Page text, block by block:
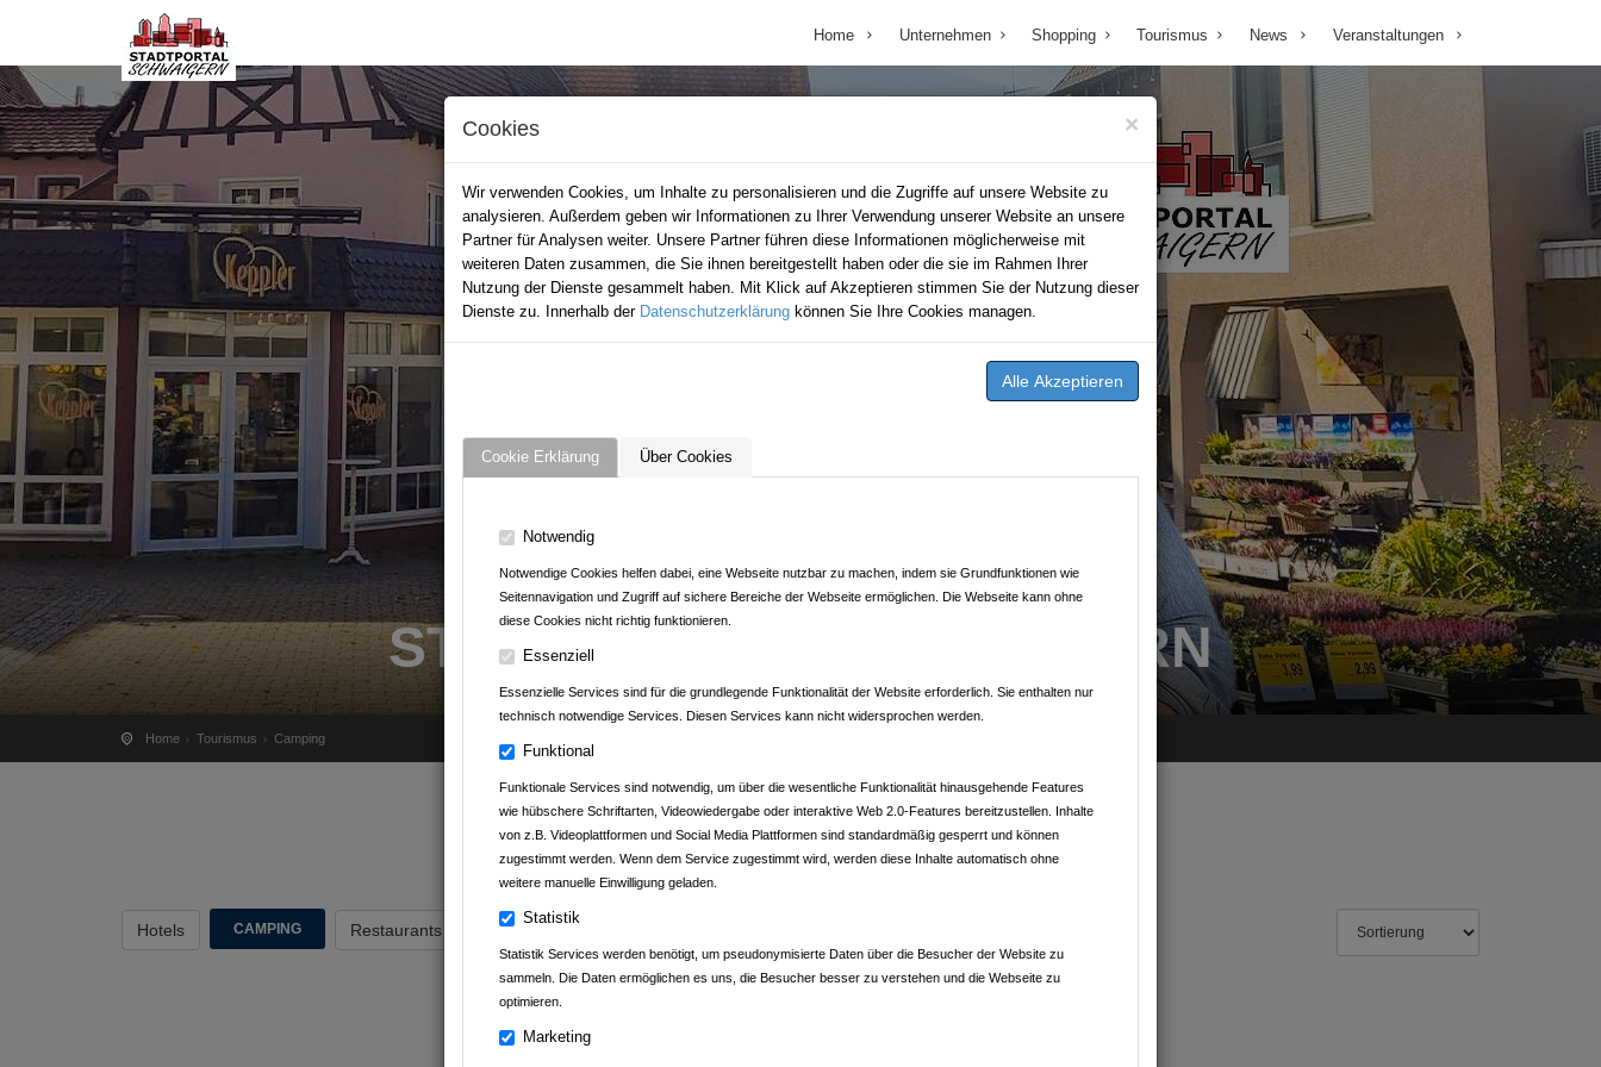
×
Cookies
Wir verwenden Cookies, um Inhalte zu personalisieren und die Zugriffe auf unsere Website zu
analysieren. Außerdem geben wir Informationen zu Ihrer Verwendung unserer Website an unsere
Partner für Analysen weiter. Unsere Partner führen diese Informationen möglicherweise mit
weiteren Daten zusammen, die Sie ihnen bereitgestellt haben oder die sie im Rahmen Ihrer
Nutzung der Dienste gesammelt haben. Mit Klick auf Akzeptieren stimmen Sie der Nutzung dieser
Dienste zu. Innerhalb der Datenschutzerklärung können Sie Ihre Cookies managen.
Cookie Erklärung Über Cookies
Notwendig
Notwendige Cookies helfen dabei, eine Webseite nutzbar zu machen, indem sie Grundfunktionen wie
Seitennavigation und Zugriff auf sichere Bereiche der Webseite ermöglichen. Die Webseite kann ohne
diese Cookies nicht richtig funktionieren.
Essenziell
Essenzielle Services sind für die grundlegende Funktionalität der Website erforderlich. Sie enthalten nur
technisch notwendige Services. Diesen Services kann nicht widersprochen werden.
Funktional
Funktionale Services sind notwendig, um über die wesentliche Funktionalität hinausgehende Features
wie hübschere Schriftarten, Videowiedergabe oder interaktive Web 2.0-Features bereitzustellen. Inhalte
von z.B. Videoplattformen und Social Media Plattformen sind standardmäßig gesperrt und können
zugestimmt werden. Wenn dem Service zugestimmt wird, werden diese Inhalte automatisch ohne
weitere manuelle Einwilligung geladen.
Statistik
Statistik Services werden benötigt, um pseudonymisierte Daten über die Besucher der Website zu
sammeln. Die Daten ermöglichen es uns, die Besucher besser zu verstehen und die Webseite zu
optimieren.
Marketing
Home Unternehmen Shopping Tourismus News Veranstaltungen
STADTPORTAL SCHWAIGERN
Home Tourismus Camping
CAMPING
Hotels CAMPING Restaurants Sehenswürdigkeiten